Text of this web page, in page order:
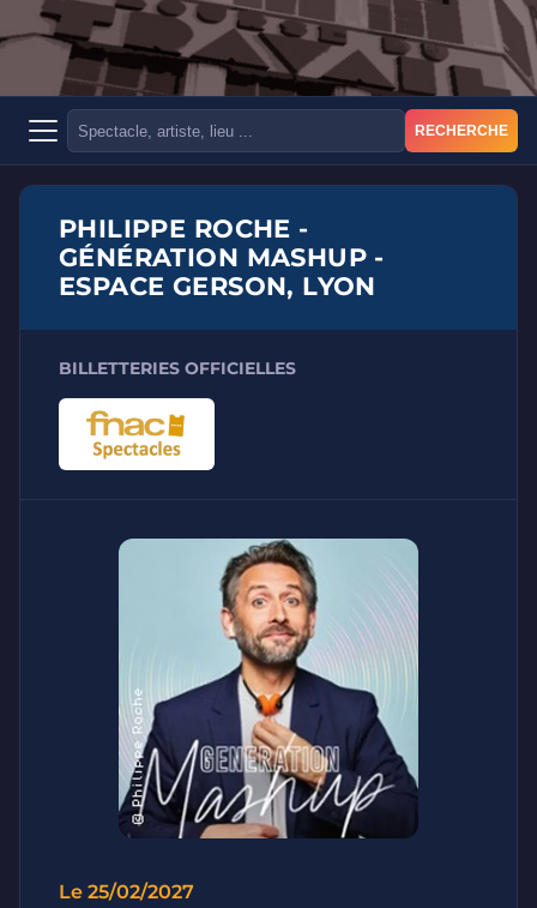
RECHERCHE
PHILIPPE ROCHE -
GÉNÉRATION MASHUP -
ESPACE GERSON, LYON
BILLETTERIES OFFICIELLES
Le 25/02/2027